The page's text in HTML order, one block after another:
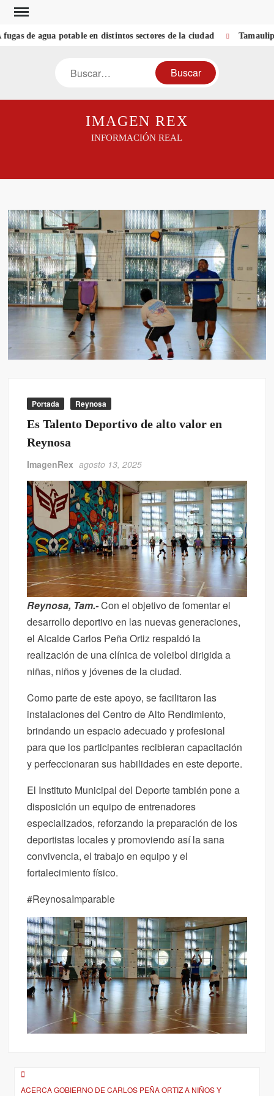
Saltar
contenido
de agua potable en distintos sectores de la ciudad
Buscar
IMAGEN REX
INFORMACIÓN REAL
Portada Reynosa
Es Talento Deportivo de alto valor en
Reynosa
ImagenRex agosto 13, 2025
Reynosa, Tam.-Con el objetivo de fomentar el
desarrollo deportivo en las nuevas generaciones,
el Alcalde Carlos Peña Ortiz respaldó la
realización de una clínica de voleibol dirigida a
niñas, niños y jóvenes de la ciudad.
Como parte de este apoyo, se facilitaron las
instalaciones del Centro de Alto Rendimiento,
brindando un espacio adecuado y profesional
para que los participantes recibieran capacitación
y perfeccionaran sus habilidades en este deporte.
El Instituto Municipal del Deporte también pone a
disposición un equipo de entrenadores
especializados, reforzando la preparación de los
deportistas locales y promoviendo así la sana
convivencia, el trabajo en equipo y el
fortalecimiento físico.
#ReynosaImparable
Navegación
ACERCA GOBIERNO DE CARLOS PEÑA ORTIZ A NIÑOS Y